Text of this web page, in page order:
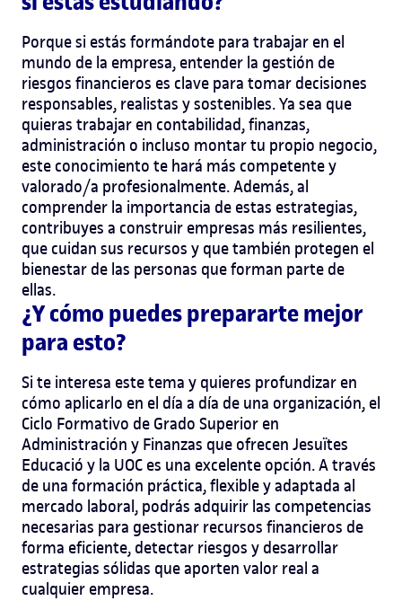
Porque si estás formándote para trabajar en el
mundo de la empresa, entender la gestión de
riesgos financieros es clave para tomar decisiones
responsables, realistas y sostenibles. Ya sea que
quieras trabajar en contabilidad, finanzas,
administración o incluso montar tu propio negocio,
este conocimiento te hará más competente y
valorado/a profesionalmente.Además, al
comprender la importancia de estas estrategias,
contribuyes a construir empresas más resilientes,
que cuidan sus recursos y que también protegen el
bienestar de las personas que forman parte de
ellas.
¿Y cómo puedes prepararte mejor
para esto?
Si te interesa este tema y quieres profundizar en
cómo aplicarlo en el día a día de una organización, el
Ciclo Formativo de Grado Superior en
Administración y Finanzas que ofrecen Jesuïtes
Educació y la UOC es una excelente opción. A través
de una formación práctica, flexible y adaptada al
mercado laboral, podrás adquirir las competencias
necesarias para gestionar recursos financieros de
forma eficiente, detectar riesgos y desarrollar
estrategias sólidas que aporten valor real a
cualquier empresa.